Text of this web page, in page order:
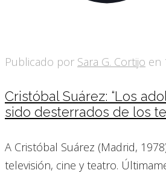
Publicado por Sara G. Cortijo en
Cristóbal Suárez: “Los
sido desterrados de los
A Cristóbal Suárez (Madrid,
televisión, cine y teatro.